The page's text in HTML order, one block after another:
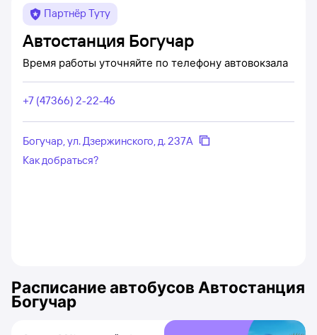
Партнёр Туту
Автостанция Богучар
Время работы уточняйте по телефону автовокзала
+7 (47366) 2-22-46
Богучар, ул. Дзержинского, д. 237А
Как добраться?
Расписание автобусов Автостанция
Богучар